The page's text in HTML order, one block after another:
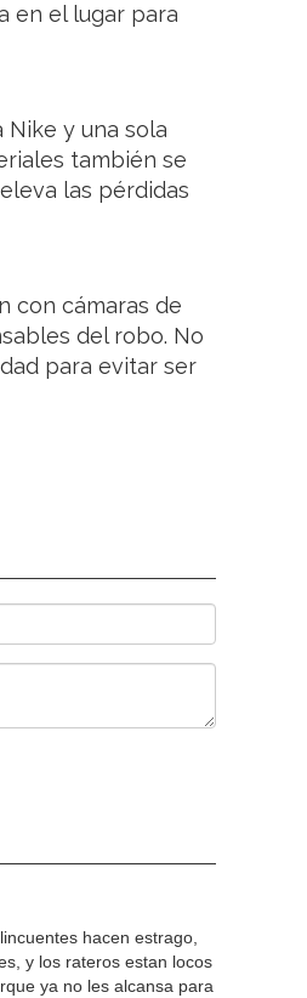
en el lugar para
Nike y una sola
también se
las pérdidas
con cámaras de
del robo. No
para evitar ser
hacen estrago,
y los rateros estan locos
ya no les alcansa para